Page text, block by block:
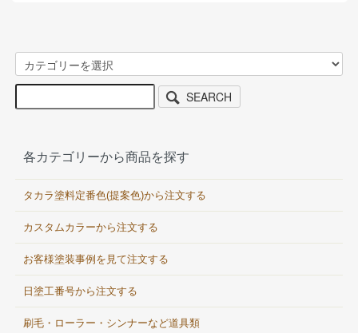
SEARCH
各カテゴリーから商品を探す
タカラ塗料定番色(提案色)から注文する
カスタムカラーから注文する
お客様塗装事例を見て注文する
日塗工番号から注文する
刷毛・ローラー・シンナーなど道具類